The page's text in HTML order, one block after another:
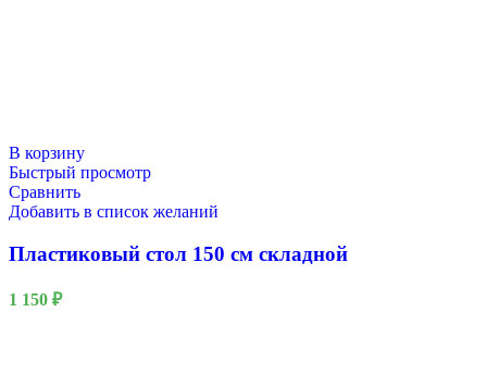
В корзину
Быстрый просмотр
Сравнить
Добавить в список желаний
Пластиковый стол 150 см складной
1 150 ₽